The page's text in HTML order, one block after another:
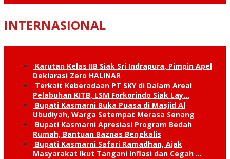
INTERNASIONAL
Karutan Kelas IIB Siak Sri Indrapura, Pimpin Apel
Deklarasi Zero HALINAR
Terkait Keberadaan PT SKY di Dalam Areal
Pelabuhan KITB, LSM Forkorindo Siak Lay…
Bupati Kasmarni Buka Puasa di Masjid Al
Ubudiyah, Warga Setempat Merasa Senang
Bupati Kasmarni Apresiasi Program Bedah
Rumah, Bantuan Baznas Bengkalis
Bupati Kasmarni Safari Ramadhan, Ajak
Masyarakat Ikut Tangani Inflasi dan Cegah …